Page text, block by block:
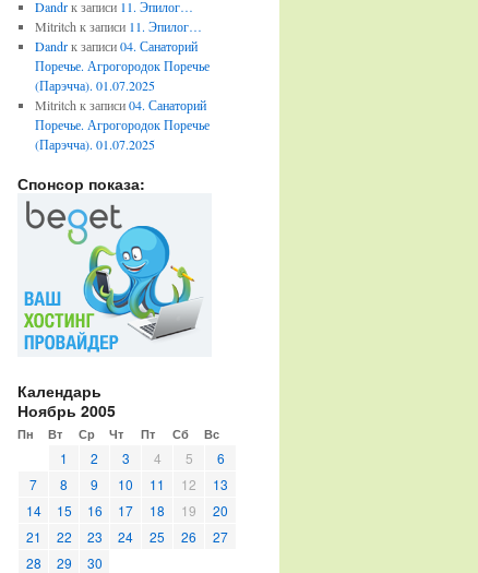
Dandrк записи 11. Эпилог…
Mitritch к записи 11. Эпилог…
Dandrк записи04. Санаторий
Поречье. Агрогородок Поречье
(Парэчча). 01.07.2025
Mitritch к записи04. Санаторий
Поречье. Агрогородок Поречье
(Парэчча). 01.07.2025
Спонсор показа:
Календарь
Ноябрь 2005
Пн Вт Ср Чт Пт Сб Вс
1 2 3 4 5
6
7
8 9 10 11 12
13
14
15 16 17 18 19
20
21
22 23 24 25 26
27
28
29
30